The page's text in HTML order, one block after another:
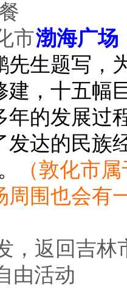
市渤海广场
生题写，
， 十五幅
年的发展过
发达的民族
（敦化市
周围也会有
，返回吉林
由活动